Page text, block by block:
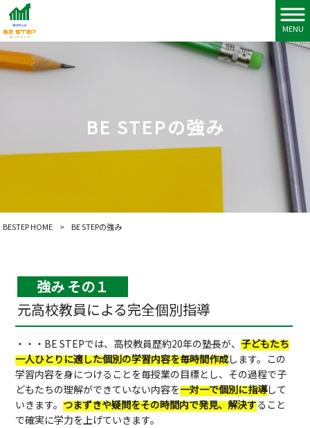
MENU
BE STEPの強み
BESTEP HOME > BE STEPの強み
強み その１
元高校教員による完全個別指導
・・・BE STEPでは、高校教員歴約20年の塾長が、子どもたち
一人ひとりに適した個別の学習内容を毎時間作成します。この
学習内容を身につけることを毎授業の目標とし、その過程で子
どもたちの理解ができていない内容を一対一で個別に指導して
いきます。つまずきや疑問をその時間内で発見、解決すること
で確実に学力を上げていきます。